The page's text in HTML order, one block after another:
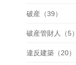
破産（39）
破産管財人（5）
違反建築（20）